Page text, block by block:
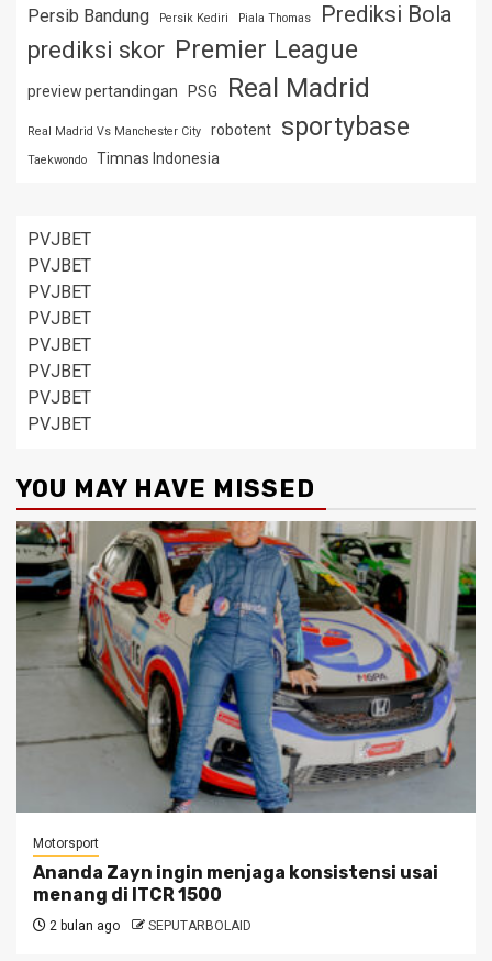
Persib Bandung Persik Kediri Piala Thomas Prediksi Bola
prediksi skor Premier League
preview pertandingan PSG Real Madrid
Real Madrid Vs Manchester City robotent sportybase
Taekwondo Timnas Indonesia
PVJBET
PVJBET
PVJBET
PVJBET
PVJBET
PVJBET
PVJBET
PVJBET
YOU MAY HAVE MISSED
Motorsport
Ananda Zayn ingin menjaga konsistensi usai
menang di ITCR 1500
2 bulan ago SEPUTARBOLAID